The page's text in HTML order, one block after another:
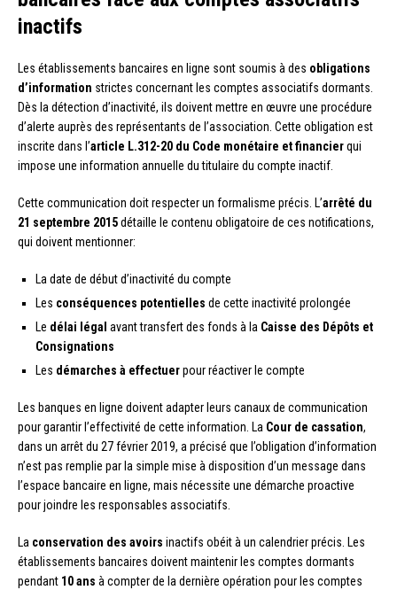
inactifs
Les établissements bancaires en ligne sont soumis à des obligations
d’information strictes concernant les comptes associatifs dormants.
Dès la détection d’inactivité, ils doivent mettre en œuvre une procédure
d’alerte auprès des représentants de l’association. Cette obligation est
inscrite dans l’article L.312-20 du Code monétaire et financierqui
impose une information annuelle du titulaire du compte inactif.
Cette communication doit respecter un formalisme précis. L’arrêté du
21 septembre 2015détaille le contenu obligatoire de ces notifications,
qui doivent mentionner:
La date de début d’inactivité du compte
Les conséquences potentielles de cette inactivité prolongée
Le délai légal avant transfert des fonds à la Caisse des Dépôts et
Consignations
Les démarches à effectuerpour réactiver le compte
Les banques en ligne doivent adapter leurs canaux de communication
pour garantir l’effectivité de cette information. La Cour de cassation,
dans un arrêt du 27 février 2019, a précisé que l’obligation d’information
n’est pas remplie par la simple mise à disposition d’un message dans
l’espace bancaire en ligne, mais nécessite une démarche proactive
pour joindre les responsables associatifs.
La conservation des avoirs inactifs obéit à un calendrier précis. Les
établissements bancaires doivent maintenir les comptes dormants
pendant 10 ans à compter de la dernière opération pour les comptes